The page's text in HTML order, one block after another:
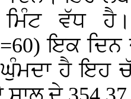
ਵੱਧ ਹੈ।
ਇਕ
ਹੈ ਇਹ